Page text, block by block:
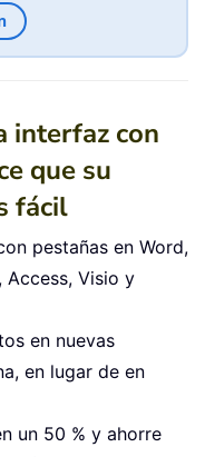
interfaz con
que su
fácil
pestañas en Word,
Access, Visio y
en nuevas
en lugar de en
un 50 % y ahorre